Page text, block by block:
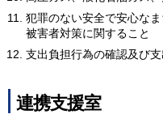
犯罪のない安全で安心な
被害者対策に関すること
支出負担行為の確認及び
連携支援室